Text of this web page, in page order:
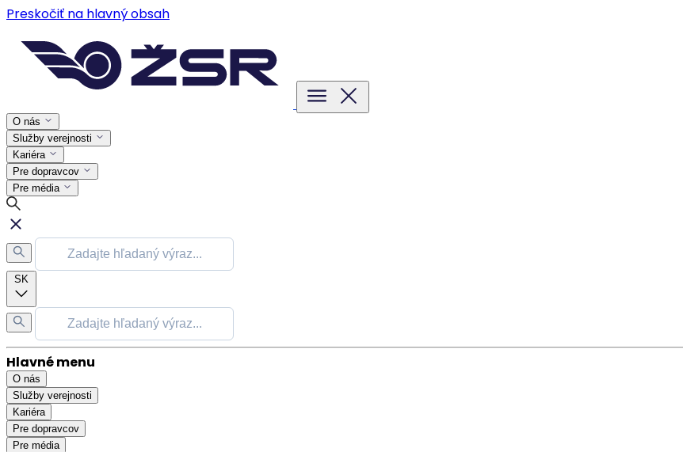
Preskočiť na hlavný obsah
O nás
Služby verejnosti
Kariéra
Pre dopravcov
Pre média
SK
Hlavné menu
O nás
Služby verejnosti
Kariéra
Pre dopravcov
Pre média